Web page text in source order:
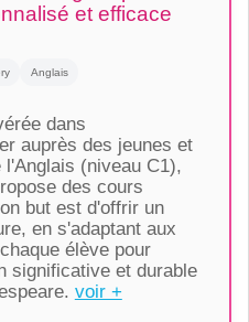
et efficace
Anglais
dans
auprès des jeunes et
(niveau C1),
des cours
but est d'offrir un
en s'adaptant aux
élève pour
significative et durable
voir +